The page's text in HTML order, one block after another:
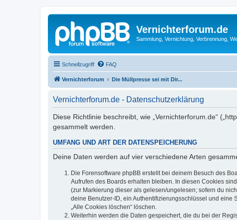
Vernichterforum.de
Sammlung, Vernichtung, Verbrennung,
Schnellzugriff FAQ
Vernichterforum Die Müllpresse sei mit Dir...
Vernichterforum.de - Datenschutzerklärung
Diese Richtlinie beschreibt, wie „Vernichterforum.de“
gesammelt werden.
UMFANG UND ART DER DATENSPEICHERUNG
Deine Daten werden auf vier verschiedene Arten
Die Forensoftware phpBB erstellt bei deinem Besuch des
Aufrufen des Boards erhalten bleiben. In diesen Cookies
(zur Markierung dieser als gelesen/ungelesen; sofern du
deine Benutzer-ID, ein Authentifizierungsschlüssel und eine
„Alle Cookies löschen“ löschen.
Weiterhin werden die Daten gespeichert, die du bei der